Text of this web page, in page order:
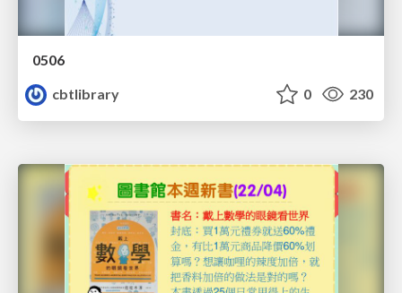
0506
cbtlibrary
0 230